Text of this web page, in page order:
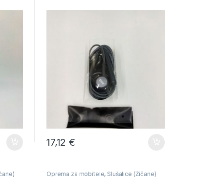
17,12€
Oprema za mobitele, Slušalice (Žičane)